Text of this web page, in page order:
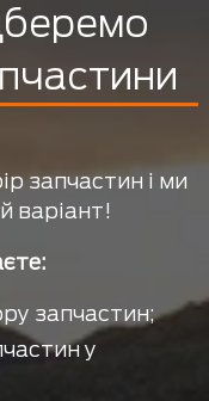
запчастин і ми
варіант!
запчастин;
у